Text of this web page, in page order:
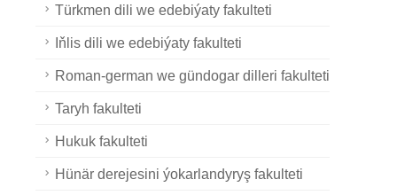
Türkmen dili we edebiýaty fakulteti
Iňlis dili we edebiýaty fakulteti
Roman-german we gündogar dilleri fakulteti
Taryh fakulteti
Hukuk fakulteti
Hünär derejesini ýokarlandyryş fakulteti